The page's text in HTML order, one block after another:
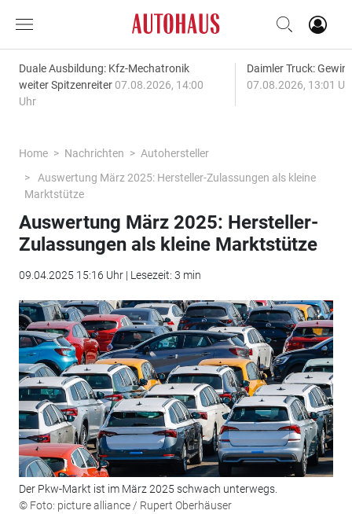
Duale Ausbildung: Kfz-Mechatronik
weiter Spitzenreiter 07.08.2026, 14:00
Uhr
Daimler Truck:
07.08.2026, 13:01
Home Nachrichten
Autohersteller
Auswertung März 2025: Hersteller-Zulassungen als kleine
Marktstütze
Auswertung März 2025: Hersteller-
Zulassungen als kleine Marktstütze
09.04.2025 15:16 Uhr | Lesezeit: 3 min
Der Pkw-Markt ist im März 2025 schwach unterwegs.
© Foto: picture alliance / Rupert Oberhäuser